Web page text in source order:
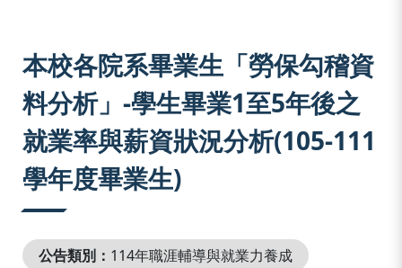
本校各院系畢業生「勞保勾稽資
料分析」-學生畢業1至5年後之
就業率與薪資狀況分析(105-111
學年度畢業生)
公告類別： 114年職涯輔導與就業力養成